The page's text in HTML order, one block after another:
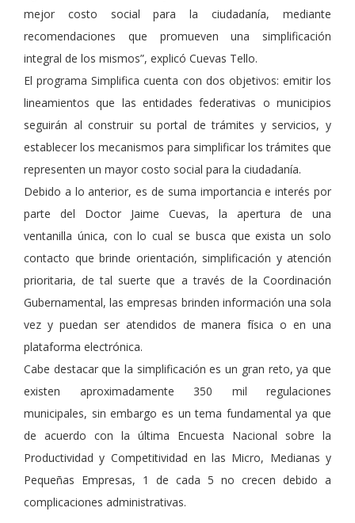
mejor costo social para la ciudadanía, mediante
recomendaciones que promueven una simplificación
integral de los mismos”, explicó Cuevas Tello.
El programa Simplifica cuenta con dos objetivos: emitir los
lineamientos que las entidades federativas o municipios
seguirán al construir su portal de trámites y servicios, y
establecer los mecanismos para simplificar los trámites que
representen un mayor costo social para la ciudadanía.
Debido a lo anterior, es de suma importancia e interés por
parte del Doctor Jaime Cuevas, la apertura de una
ventanilla única, con lo cual se busca que exista un solo
contacto que brinde orientación, simplificación y atención
prioritaria, de tal suerte que a través de la Coordinación
Gubernamental, las empresas brinden información una sola
vez y puedan ser atendidos de manera física o en una
plataforma electrónica.
Cabe destacar que la simplificación es un gran reto, ya que
existen aproximadamente 350 mil regulaciones
municipales, sin embargo es un tema fundamental ya que
de acuerdo con la última Encuesta Nacional sobre la
Productividad y Competitividad en las Micro, Medianas y
Pequeñas Empresas, 1 de cada 5 no crecen debido a
complicaciones administrativas.